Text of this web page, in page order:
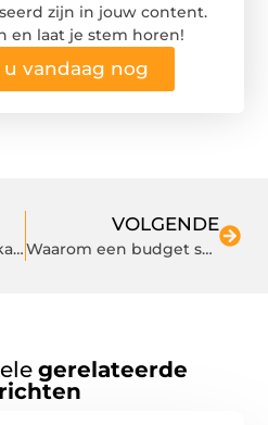
zijn in jouw content.
en laat je stem horen!
u vandaag nog
De juiste verlichting kan bijdragen aan meer omzet!
VOLGENDE
Waarom een budget smartphone de beste keuze is
gerelateerde